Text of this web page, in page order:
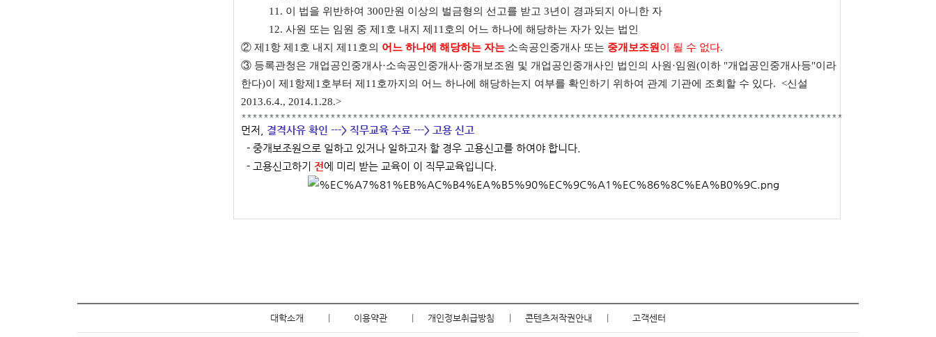
11. 이 법을 위반하여 300만원 이상의 벌금형의 선고를 받고 3년이 경과되지 아니한 자
12. 사원 또는 임원 중 제1호 내지 제11호의 어느 하나에 해당하는 자가 있는 법인
② 제1항 제1호 내지 제11호의 어느 하나에 해당하는 자는 소속공인중개사 또는 중개보조원이 될 수 없다.
③ 등록관청은 개업공인중개사·소속공인중개사·중개보조원 및 개업공인중개사인 법인의 사원·임원(이하 "개업공인중개사등"이라
한다)이 제1항제1호부터 제11호까지의 어느 하나에 해당하는지 여부를 확인하기 위하여 관계 기관에 조회할 수 있다. <신설
2013.6.4., 2014.1.28.>
************************************************************************************************************
먼저, 결격사유 확인 ---> 직무교육 수료 ---> 고용 신고
- 중개보조원으로 일하고 있거나 일하고자 할 경우 고용신고를 하여야 합니다.
- 고용신고하기 전에 미리 받는 교육이 이 직무교육입니다.
대학소개 이용약관 개인정보취급방침 콘텐츠저작권안내 고객센터